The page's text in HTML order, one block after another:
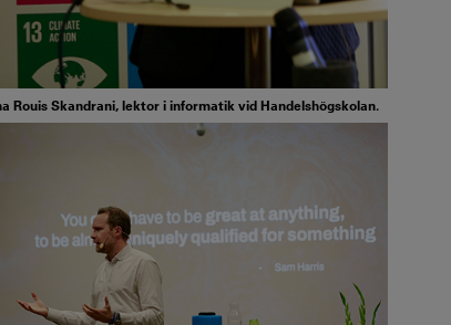
Rouis Skandrani, lektor i informatik vid Handelshögskolan.